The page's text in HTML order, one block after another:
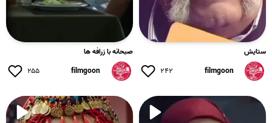
ستایش
filmgoon
۲۴۲
صبحانه با زرافه ها
filmgoon
۲۵۵